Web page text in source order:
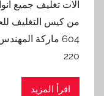
الات تغليف جميع
من كيس التغليف
604 ماركة
220
اقرأ المزيد